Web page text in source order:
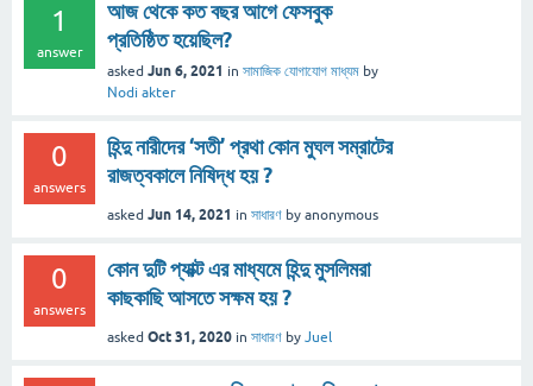
1
answer
আজ থেকে কত বছর আগে ফেসবুক
প্রতিষ্ঠিত হয়েছিল?
asked Jun 6, 2021 in সামাজিক যোগাযোগ মাধ্যম by
Nodi akter
0
answers
হিন্দু নারীদের ‘সতী’ প্রথা কোন মুঘল সম্রাটের
রাজত্বকালে নিষিদ্ধ হয় ?
asked Jun 14, 2021 in সাধারণ by anonymous
0
answers
কোন দুটি প্যাক্ট এর মাধ্যমে হিন্দু মুসলিমরা
কাছকাছি আসতে সক্ষম হয় ?
asked Oct 31, 2020 in সাধারণ by Juel